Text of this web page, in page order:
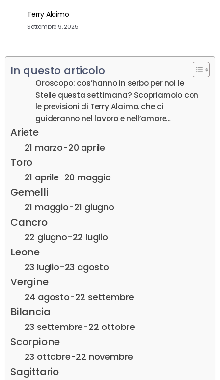
Terry Alaimo
Settembre 9, 2025
In questo articolo
Oroscopo: cos’hanno in serbo per noi le
Stelle questa settimana? Scopriamolo con
le previsioni di Terry Alaimo, che ci
guideranno nel lavoro e nell’amore…
Ariete
21 marzo-20 aprile
Toro
21 aprile-20 maggio
Gemelli
21 maggio-21 giugno
Cancro
22 giugno-22 luglio
Leone
23 luglio-23 agosto
Vergine
24 agosto-22 settembre
Bilancia
23 settembre-22 ottobre
Scorpione
23 ottobre-22 novembre
Sagittario